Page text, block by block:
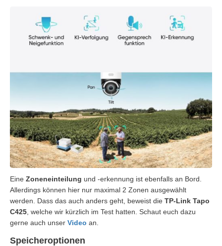
Eine Zoneneinteilung und -erkennung ist ebenfalls an Bord.
Allerdings können hier nur maximal 2 Zonen ausgewählt
werden. Dass das auch anders geht, beweist die TP-Link Tapo
C425 , welche wir kürzlich im Test hatten. Schaut euch dazu
gerne auch unser Video an.
Speicheroptionen